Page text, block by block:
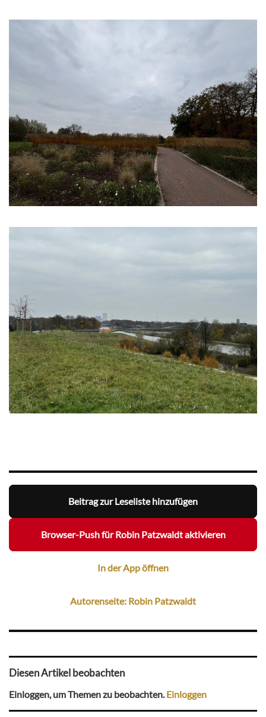
Beitrag zur Leseliste hinzufügen
Browser-Push für Robin Patzwaldt aktivieren
In der App öffnen
Autorenseite: Robin Patzwaldt
Diesen Artikel beobachten
Einloggen, um Themen zu beobachten.Einloggen